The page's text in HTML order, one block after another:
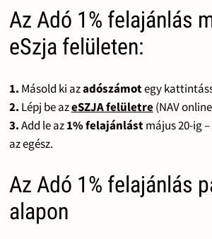
Az Adó 1% felajánlás
eSzja felületen:
1. Másold ki azadószámotegy
2. Lépj be azeSZJA felületre(NAV
3.Add le az1% felajánlástmájus 20-ig
az egész.
Az Adó 1% felajánlás
alapon